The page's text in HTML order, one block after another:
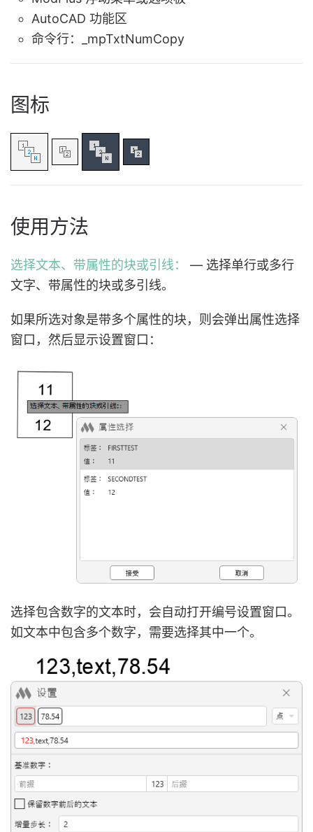
AutoCAD 功能区
命令行：
_mpTxtNumCopy
图标
使用方法
选择文本、带属性的块或引线：
— 选择单行或多行
文字、带属性的块或多引线。
如果所选对象是带多个属性的块，则会弹出属性选择
窗口，然后显示设置窗口：
选择包含数字的文本时，会自动打开编号设置窗口。
如文本中包含多个数字，需要选择其中一个。